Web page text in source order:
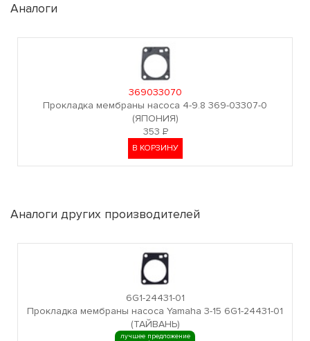
Аналоги
369033070
Прокладка мембраны насоса 4-9.8 369-03307-0
(ЯПОНИЯ)
353Р
В КОРЗИНУ
Аналоги других производителей
6G1-24431-01
Прокладка мембраны насоса Yamaha 3-15 6G1-24431-01
(ТАЙВАНЬ)
лучшее предложение